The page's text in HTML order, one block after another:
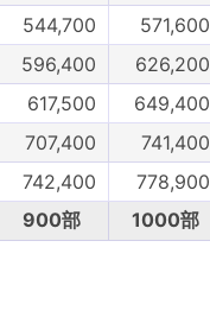
544,700
571,600
596,400
626,200
617,500
649,400
707,400
741,400
742,400
778,900
900部 1000部